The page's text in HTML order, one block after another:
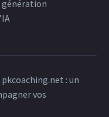
génération
: un
vos